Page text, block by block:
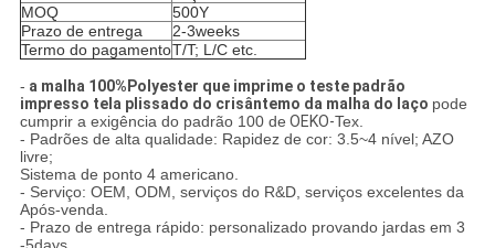
MOQ
500Y
Prazo de entrega
2-3weeks
Termo do pagamentoT/T; L/C etc.
- a malha 100%Polyester que imprime o teste padrão
impresso tela plissado do crisântemo da malha do laço pode
cumprir a exigência do padrão 100 de OEKO-Tex.
- Padrões de alta qualidade: Rapidez de cor: 3.5~4 nível; AZO
livre;
Sistema de ponto 4 americano.
- Serviço: OEM, ODM, serviços do R&D, serviços excelentes da
Após-venda.
- Prazo de entrega rápido: personalizado provando jardas em 3